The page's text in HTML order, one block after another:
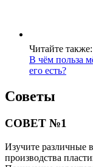
Читайте также:
В чём польза
его есть?
Советы
СОВЕТ №1
Изучите различные
производства